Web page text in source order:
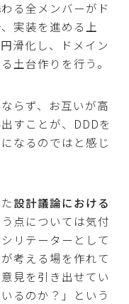
る全メンバーがド
実装を進める上
滑化し、ドメイン
土台作りを行う。
らず、お互いが高
すことが、DDDを
なるのではと感じ
設計議論における
う点については気付
リテーターとして
考える場を作れて
見を引き出せてい
るのか？」という